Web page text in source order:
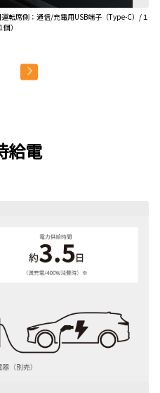
転席側：通信/充電用USB端子（Type-C）/１
）
給電